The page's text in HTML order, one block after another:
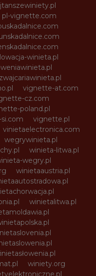
pl-vignette.com
winieta.pl
vignette-at.com
cz.com
poland.pl
vignette.pl
vinietaelectronica.com
wegrywinieta.pl
winieta-litwa.pl
wegry.pl
winietaaustria.pl
winietalitwa.pl
winiety.org